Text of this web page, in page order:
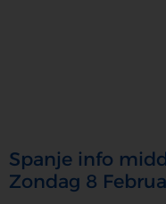
Spanje info
Zondag 8